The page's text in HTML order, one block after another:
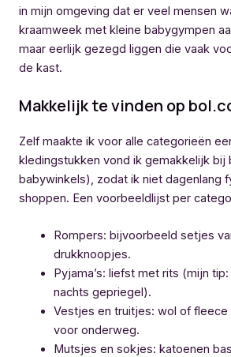
in mijn omgeving dat er veel mensen
kraamweek met kleine babygympen
maar eerlijk gezegd liggen die vaak
de kast.
Makkelijk te vinden op
Zelf maakte ik voor alle categorieën
kledingstukken vond ik gemakkelijk bij
babywinkels), zodat ik niet dagenlang
shoppen. Een voorbeeldlijst per
Rompers: bijvoorbeeld setjes
drukknoopjes.
Pyjama’s: liefst met rits (mijn tip:
nachts gepriegel).
Vestjes en truitjes: wol of fleece
voor onderweg.
Mutsjes en sokjes: katoenen